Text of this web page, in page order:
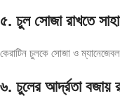
৫. চুল সোজা রাখতে
কেরাটিন চুলকে সোজা ও
৬. চুলের আর্দ্রতা বজায়